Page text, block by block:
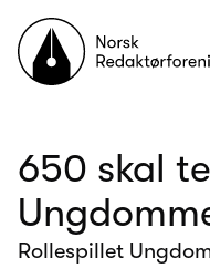
Til forsiden
650 skal
Rollespillet